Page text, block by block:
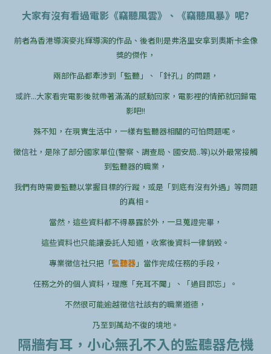
大家有沒有看過電影《竊聽風雲》、《竊聽風暴》呢?
前者為香港導演麥兆輝導演的作品、後者則是弗洛里安拿到奧斯卡金像
獎的傑作，
兩部作品都牽涉到「監聽」、「針孔」的問題，
或許...大家看完電影後就帶著滿滿的感動回家，電影裡的情節就回歸電
影吧!!
殊不知，在現實生活中，一樣有監聽器相關的可怕問題呢。
徵信社，是除了部分國家單位(警察、調查局、國安局..等)以外最常接觸
到監聽器的職業，
我們有時需要監聽以掌握目標的行蹤，或是「到底有沒有外遇」等問題
的真相。
當然，這些資料都不得暴露於外，一旦蒐證完畢，
這些資料也只能讓委託人知道，收案後資料一律銷毀。
專業徵信社只把「監聽器 」當作完成任務的手段，
任務之外的個人資料，理應「充耳不聞」、「過目即忘」。
不然很可能逾越徵信社該有的職業道德，
乃至到萬劫不復的境地。
隔牆有耳，小心無孔不入的監聽器危機